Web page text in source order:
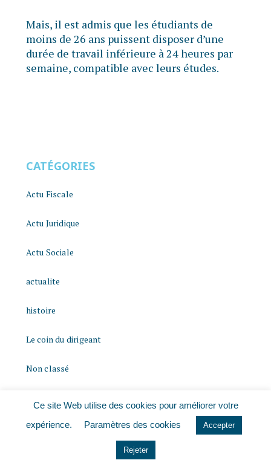
Mais, il est admis que les étudiants de
moins de 26 ans puissent disposer d’une
durée de travail inférieure à 24 heures par
semaine, compatible avec leurs études.
CATÉGORIES
Actu Fiscale
Actu Juridique
Actu Sociale
actualite
histoire
Le coin du dirigeant
Non classé
Ce site Web utilise des cookies pour améliorer votre
expérience.
Paramètres des cookies Accepter
Rejeter